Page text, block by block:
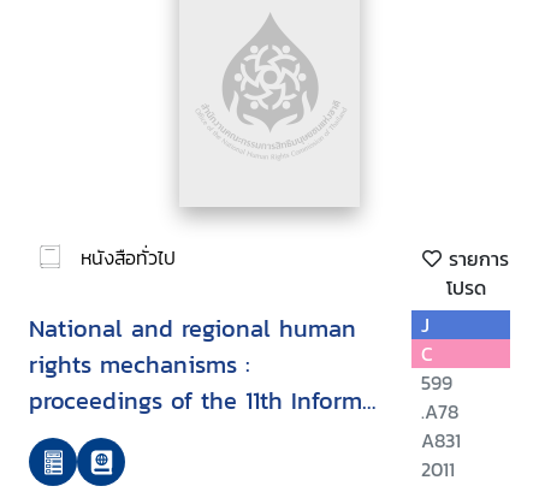
หนังสือทั่วไป
รายการ
โปรด
National and regional human
rights mechanisms :
proceedings of the 11th Informal
Asia-Europe (ASEM) Seminar
on Human Rights
J
C
599
.A78
A831
2011